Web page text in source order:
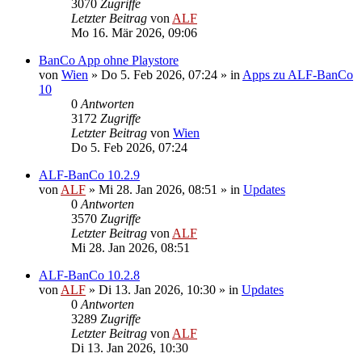
3070 Zugriffe
Letzter Beitrag von ALF
Mo 16. Mär 2026, 09:06
BanCo App ohne Playstore
von Wien » Do 5. Feb 2026, 07:24 » in Apps zu ALF-BanCo
10
0 Antworten
3172 Zugriffe
Letzter Beitrag von Wien
Do 5. Feb 2026, 07:24
ALF-BanCo 10.2.9
von ALF » Mi 28. Jan 2026, 08:51 » in Updates
0 Antworten
3570 Zugriffe
Letzter Beitrag von ALF
Mi 28. Jan 2026, 08:51
ALF-BanCo 10.2.8
von ALF » Di 13. Jan 2026, 10:30 » in Updates
0 Antworten
3289 Zugriffe
Letzter Beitrag von ALF
Di 13. Jan 2026, 10:30